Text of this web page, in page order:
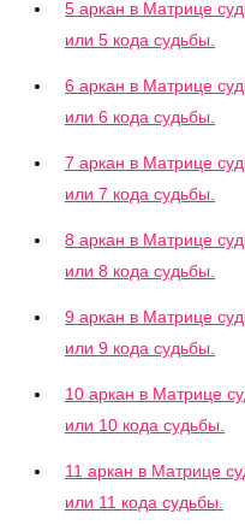
5 аркан в Матрице
или 5 кода судьбы.
6 аркан в Матрице
или 6 кода судьбы.
7 аркан в Матрице
или 7 кода судьбы.
8 аркан в Матрице
или 8 кода судьбы.
9 аркан в Матрице
или 9 кода судьбы.
10 аркан в Матрице
или 10 кода судьбы.
11 аркан в Матрице
или 11 кода судьбы.